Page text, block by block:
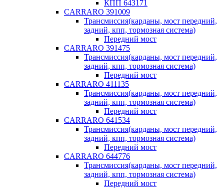
КПП 643171
CARRARO 391009
Трансмиссия(карданы, мост передний,
задний, кпп, тормозная система)
Передний мост
CARRARO 391475
Трансмиссия(карданы, мост передний,
задний, кпп, тормозная система)
Передний мост
CARRARO 411135
Трансмиссия(карданы, мост передний,
задний, кпп, тормозная система)
Передний мост
CARRARO 641534
Трансмиссия(карданы, мост передний,
задний, кпп, тормозная система)
Передний мост
CARRARO 644776
Трансмиссия(карданы, мост передний,
задний, кпп, тормозная система)
Передний мост